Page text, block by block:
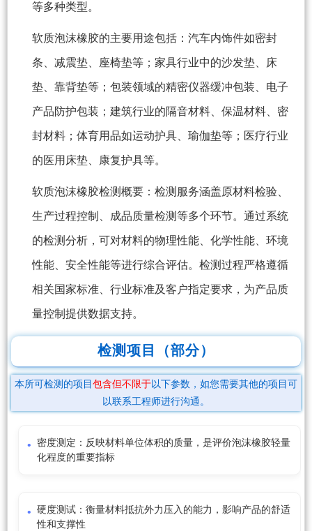
等多种类型。
软质泡沫橡胶的主要用途包括：汽车内饰件如密封
条、减震垫、座椅垫等；家具行业中的沙发垫、床
垫、靠背垫等；包装领域的精密仪器缓冲包装、电子
产品防护包装；建筑行业的隔音材料、保温材料、密
封材料；体育用品如运动护具、瑜伽垫等；医疗行业
的医用床垫、康复护具等。
软质泡沫橡胶检测概要：检测服务涵盖原材料检验、
生产过程控制、成品质量检测等多个环节。通过系统
的检测分析，可对材料的物理性能、化学性能、环境
性能、安全性能等进行综合评估。检测过程严格遵循
相关国家标准、行业标准及客户指定要求，为产品质
量控制提供数据支持。
检测项目（部分）
本所可检测的项目 包含但不限于以下参数，如您需要其他的项目可
以联系工程师进行沟通。
密度测定：反映材料单位体积的质量，是评价泡沫橡胶轻量
化程度的重要指标
硬度测试：衡量材料抵抗外力压入的能力，影响产品的舒适
性和支撑性